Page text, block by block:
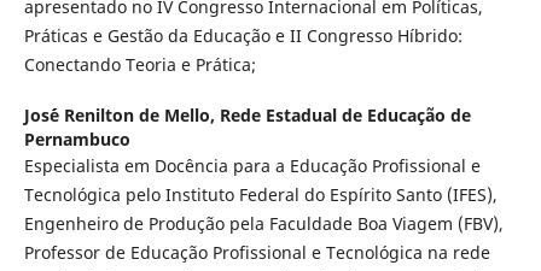
apresentado no IV Congresso Internacional em Políticas,
Práticas e Gestão da Educação e II Congresso Híbrido:
Conectando Teoria e Prática;
Jos´´e Renilton de Mello, Rede Estadual de Educação de
Pernambuco
Especialista em Docência para a Educação Profissional e
Tecnológica pelo Instituto Federal do Espírito Santo (IFES),
Engenheiro de Produção pela Faculdade Boa Viagem (FBV),
Professor de Educação Profissional e Tecnológica na rede